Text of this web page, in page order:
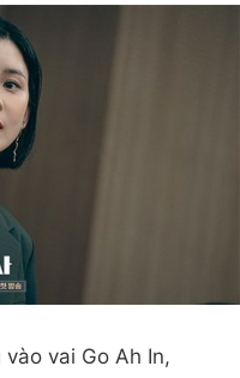
vai Go Ah In,